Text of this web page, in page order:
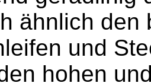
ähnlich den
und
hohen